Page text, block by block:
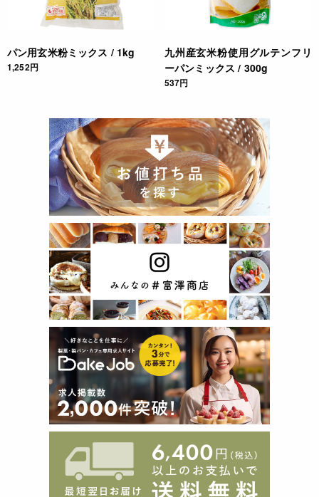
パン用玄米粉ミックス / 1kg
1,252円
九州産玄米粉使用グルテンフリ
ーパンミックス / 300g
537円